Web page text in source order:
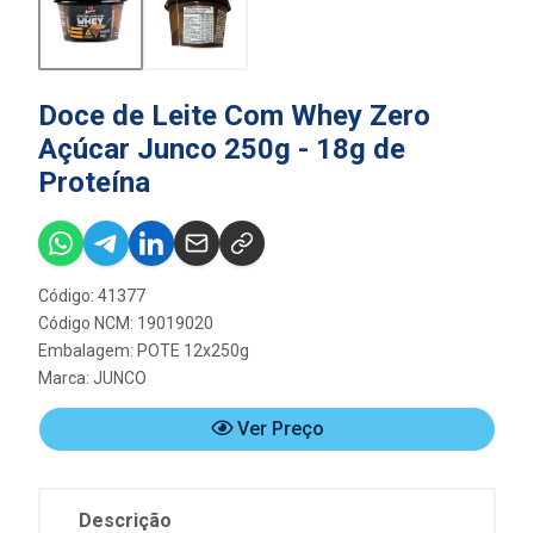
Doce de Leite Com Whey Zero
Açúcar Junco 250g - 18g de
Proteína
Código: 41377
Código NCM: 19019020
Embalagem: POTE 12x250g
Marca: JUNCO
Ver Preço
Descrição